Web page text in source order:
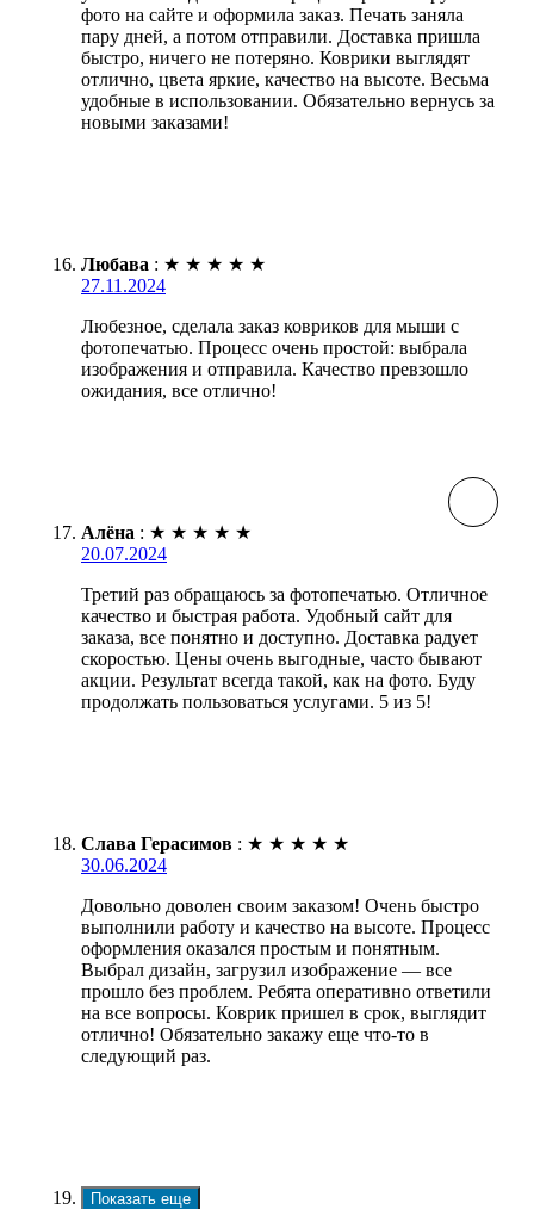
фото на сайте и оформила заказ. Печать заняла
пару дней, а потом отправили. Доставка пришла
быстро, ничего не потеряно. Коврики выглядят
отлично, цвета яркие, качество на высоте. Весьма
удобные в использовании. Обязательно вернусь за
новыми заказами!
Любава : ★ ★ ★ ★ ★
27.11.2024
Любезное, сделала заказ ковриков для мыши с
фотопечатью. Процесс очень простой: выбрала
изображения и отправила. Качество превзошло
ожидания, все отлично!
Алёна : ★ ★ ★ ★ ★
20.07.2024
Третий раз обращаюсь за фотопечатью. Отличное
качество и быстрая работа. Удобный сайт для
заказа, все понятно и доступно. Доставка радует
скоростью. Цены очень выгодные, часто бывают
акции. Результат всегда такой, как на фото. Буду
продолжать пользоваться услугами. 5 из 5!
Слава Герасимов : ★ ★ ★ ★ ★
30.06.2024
Довольно доволен своим заказом! Очень быстро
выполнили работу и качество на высоте. Процесс
оформления оказался простым и понятным.
Выбрал дизайн, загрузил изображение — все
прошло без проблем. Ребята оперативно ответили
на все вопросы. Коврик пришел в срок, выглядит
отлично! Обязательно закажу еще что-то в
следующий раз.
Показать еще